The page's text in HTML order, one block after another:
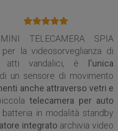
TELECAMERA SPIA
per la videosorveglianza di
atti vandalici, è
l'unica
un sensore di movimento
anche attraverso vetri e
telecamera per auto
in modalità standby
integrato archivia video